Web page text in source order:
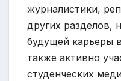
журналистики,
других разделов,
будущей карьеры
также активно
студенческих